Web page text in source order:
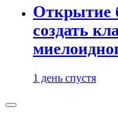
Открытие
создать
1 день спустя